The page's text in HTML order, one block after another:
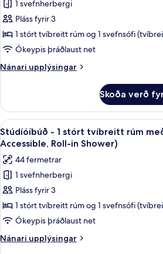
Stúdíóíbúð
-
1
stórt
tvíbreitt
rúm
svefnsófa
(Mobility
Accessible,
Tub)
1 svefnherbergi
Pláss fyrir 3
1 stórt tvíbreitt rúm og 1 svefnsófi
Ókeypis þráðlaust net
Nánari upplýsingar
Nánari
-
stórt
tvíbreitt
með
svefnsófa
(Mobility
Accessible,
Tub)
Skoða verð
Skoða
allar
myndir
fyrir
Stúdíóíbúð
-
1
stórt
tvíbreitt
rúm
7
Stúdíóíbúð - 1 stórt tvíbreitt rúm
Accessible, Roll-in Shower)
44 fermetrar
1 svefnherbergi
Pláss fyrir 3
1 stórt tvíbreitt rúm og 1 svefnsófi
Ókeypis þráðlaust net
Nánari upplýsingar
Nánari